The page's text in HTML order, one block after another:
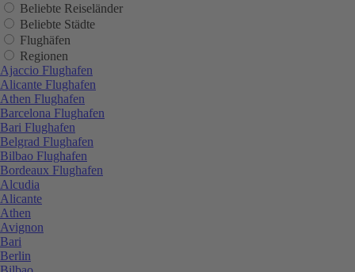
Beliebte Reiseländer
Beliebte Städte
Flughäfen
Regionen
Ajaccio Flughafen
Alicante Flughafen
Athen Flughafen
Barcelona Flughafen
Bari Flughafen
Belgrad Flughafen
Bilbao Flughafen
Bordeaux Flughafen
Alcudia
Alicante
Athen
Avignon
Bari
Berlin